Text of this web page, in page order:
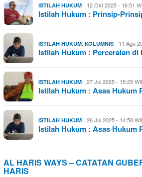
ISTILAH HUKUM 12 Okt 2025 - 16:51
Istilah Hukum : Prinsip-
ISTILAH HUKUM KOLUMNIS 11 Agu
Istilah Hukum : Perceraian
ISTILAH HUKUM 27 Jul 2025 - 15:25
Istilah Hukum : Asas Hukum
ISTILAH HUKUM 26 Jul 2025 - 14:58
Istilah Hukum : Asas Hukum
AL HARIS WAYS – CATATAN
HARIS